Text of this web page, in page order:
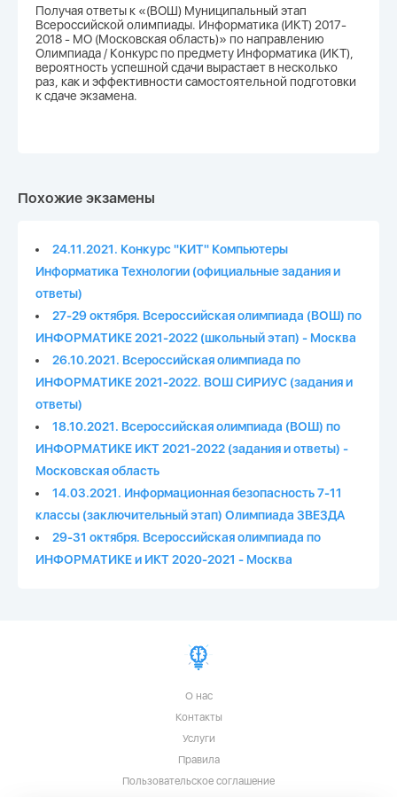
Получая ответы к «(ВОШ) Муниципальный этап
Всероссийской олимпиады. Информатика (ИКТ) 2017-
2018 - МО (Московская область)» по направлению
Олимпиада / Конкурс по предмету Информатика (ИКТ),
вероятность успешной сдачи вырастает в несколько
раз, как и эффективности самостоятельной подготовки
к сдаче экзамена.
Похожие экзамены
24.11.2021. Конкурс "КИТ" Компьютеры
Информатика Технологии (официальные задания и
ответы)
27-29 октября. Всероссийская олимпиада (ВОШ) по
ИНФОРМАТИКЕ 2021-2022 (школьный этап) - Москва
26.10.2021. Всероссийская олимпиада по
ИНФОРМАТИКЕ 2021-2022. ВОШ СИРИУС (задания и
ответы)
18.10.2021. Всероссийская олимпиада (ВОШ) по
ИНФОРМАТИКЕ ИКТ 2021-2022 (задания и ответы) -
Московская область
14.03.2021. Информационная безопасность 7-11
классы (заключительный этап) Олимпиада ЗВЕЗДА
29-31 октября. Всероссийская олимпиада по
ИНФОРМАТИКЕ и ИКТ 2020-2021 - Москва
О нас
Контакты
Услуги
Правила
Пользовательское соглашение